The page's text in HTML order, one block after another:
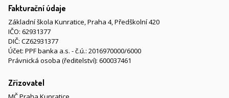
Fakturační údaje
Základní škola Kunratice, Praha 4, Předškolní 420
IČO: 62931377
DIČ: CZ62931377
Účet: PPF banka a.s. - č.ú.: 2016970000/6000
Právnická osoba (ředitelství): 600037461
Zřizovatel